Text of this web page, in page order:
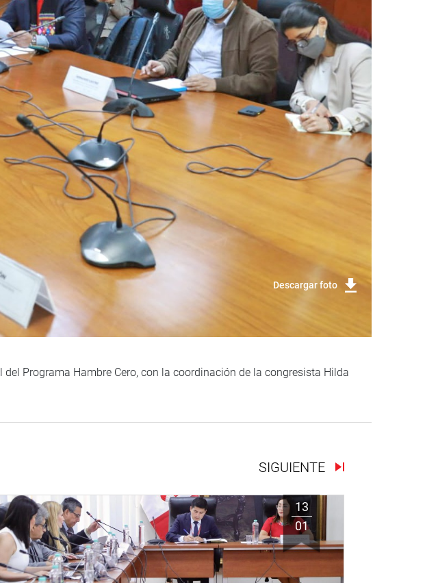
Descargar foto
Programa Hambre Cero, con la coordinación de la congresista Hilda
SIGUIENTE
13
01